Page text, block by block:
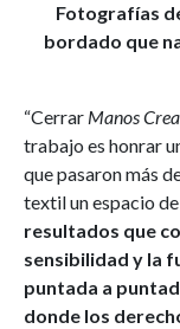
Fotografías
bordado que
“Cerrar Manos
trabajo es honrar
que pasaron más
textil un espacio
resultados que
sensibilidad y la
puntada a
donde los